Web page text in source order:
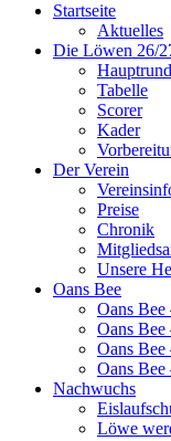
Startseite
Aktuelles
Die Löwen 26/
Tabelle
Scorer
Kader
Der Verein
Preise
Chronik
Unsere
Oans Bee
Oans Bee
Oans Bee
Oans Bee
Oans Bee
Nachwuchs
Löwe